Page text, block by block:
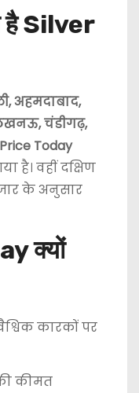
है Silver
अहमदाबाद,
चंडीगढ़,
Today
है। वहीं दक्षिण
के अनुसार
क्यों
कारकों पर
की कीमत